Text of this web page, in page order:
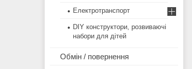
Електротранспорт
DIY конструктори, розвиваючі
набори для дітей
Обмін / повернення